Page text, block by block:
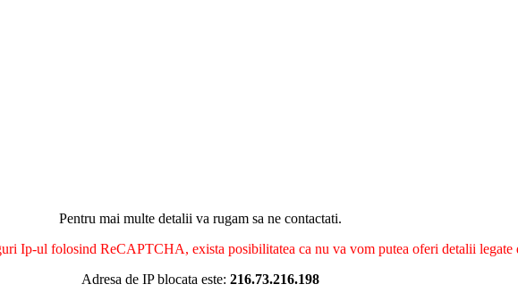
Pentru mai multe detalii va rugam sa ne contactati.
Ip-ul folosind ReCAPTCHA, exista posibilitatea ca nu va vom putea oferi detalii legate
Adresa de IP blocata este: 216.73.216.198